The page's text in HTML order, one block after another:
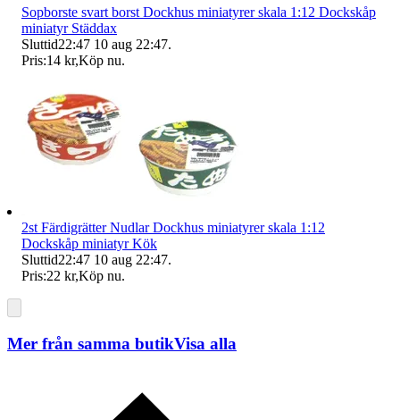
Sopborste svart borst Dockhus miniatyrer skala 1:12 Dockskåp
miniatyr Städdax
Sluttid22:47 10 aug 22:47.
Pris:14 kr,Köp nu.
2st Färdigrätter Nudlar Dockhus miniatyrer skala 1:12
Dockskåp miniatyr Kök
Sluttid22:47 10 aug 22:47.
Pris:22 kr,Köp nu.
Mer från samma butikVisa alla